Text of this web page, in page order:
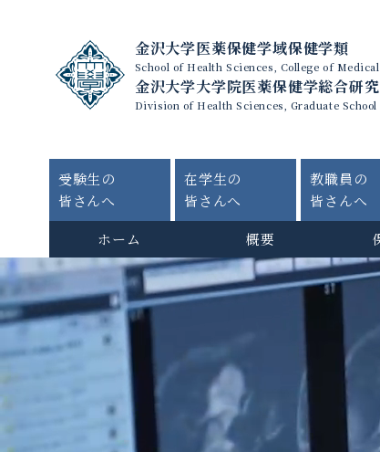
金沢大学医薬保健学域保健学類
School of Health Sciences, College of
金沢大学大学院医薬保健学総合研
Division of Health Sciences, Graduate
受験生の
皆さんへ
在学生の
皆さんへ
教職員の
皆さんへ
ホーム
概要